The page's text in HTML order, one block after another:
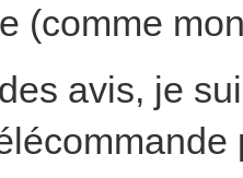
(comme
avis, je